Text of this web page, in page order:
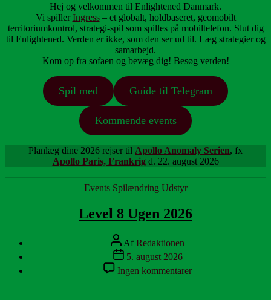
Hej og velkommen til Enlightened Danmark.
Vi spillerIngress– et globalt, holdbaseret, geomobilt
territoriumkontrol, strategi-spil som spilles på mobiltelefon. Slut dig
til Enlightened. Verden er ikke, som den ser ud til. Læg strategier og
samarbejd.
Kom op fra sofaen og bevæg dig! Besøg verden!
Spil med Guide til Telegram
Kommende events
Planlæg dine 2026 rejser til Apollo Anomaly Serien, fx
Apollo Paris, Frankrigd. 22. august 2026
Kategorier
Events Spilændring Udstyr
Level 8 Ugen 2026
Indlægsforfatter
AfRedaktionen
Indlægsdato
5. august 2026
Ingen kommentarertil
Level